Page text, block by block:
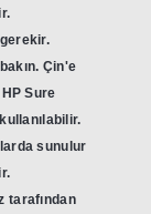
Çin'e
Sure
sunulur
tarafından